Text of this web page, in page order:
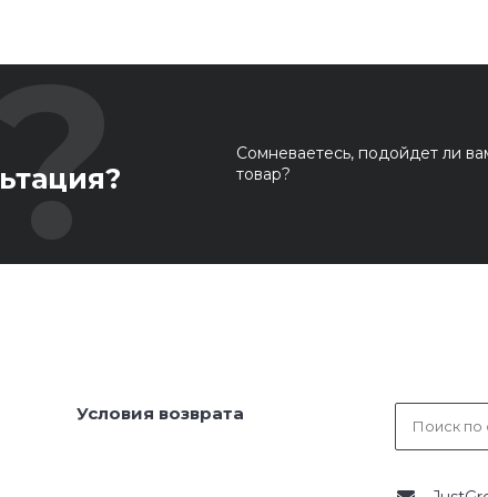
Сомневаетесь, подойдет ли
товар?
Условия возврата